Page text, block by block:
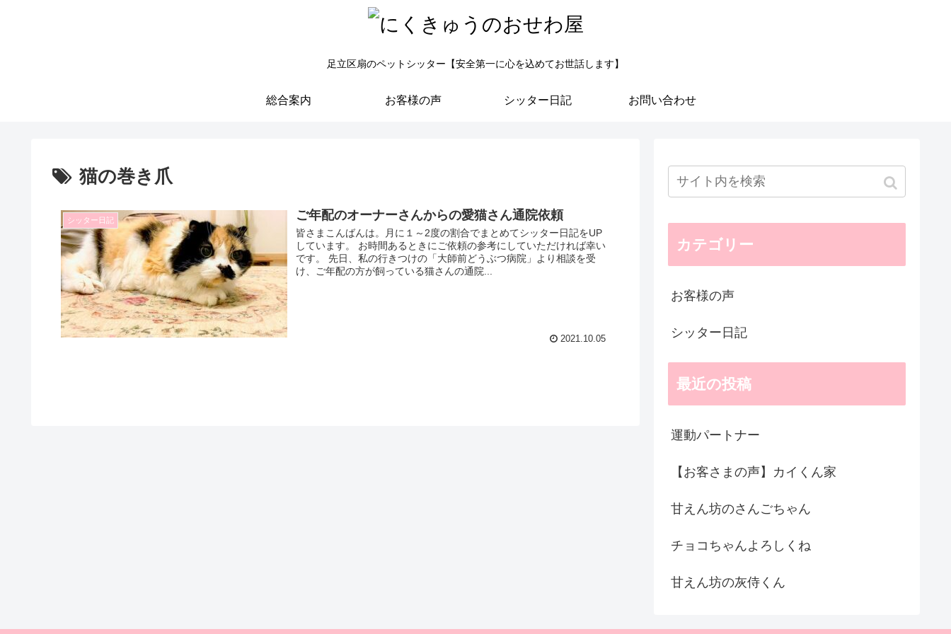
足立区扇のペットシッター【安全第一に心を込めてお世話します】
総合案内 お客様の声 シッター日記 お問い合わせ
猫の巻き爪
シッター日記 ご年配のオーナーさんからの愛猫さん通院依頼
皆さまこんばんは。月に１～2度の割合でまとめてシッター日記をUP
しています。 お時間あるときにご依頼の参考にしていただければ幸い
です。 先日、私の行きつけの「大師前どうぶつ病院」より相談を受
け、ご年配の方が飼っている猫さんの通院...
2021.10.05
カテゴリー
お客様の声
シッター日記
最近の投稿
運動パートナー
【お客さまの声】カイくん家
甘えん坊のさんごちゃん
チョコちゃんよろしくね
甘えん坊の灰侍くん